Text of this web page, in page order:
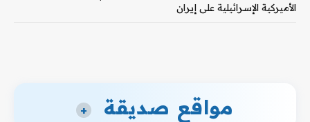
الأميركية الإسرائيلية على إيران
مواقع صديقة +